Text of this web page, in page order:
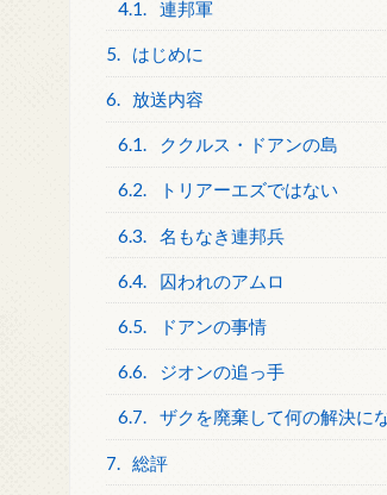
4.1. 連邦軍
5. はじめに
6. 放送内容
6.1. ククルス・ドアンの島
6.2. トリアーエズではない
6.3. 名もなき連邦兵
6.4. 囚われのアムロ
6.5. ドアンの事情
6.6. ジオンの追っ手
6.7. ザクを廃棄して何の解決に
7. 総評